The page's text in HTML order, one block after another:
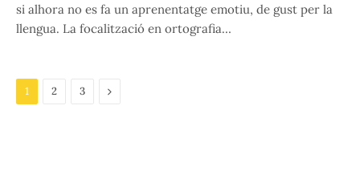
si alhora no es fa un aprenentatge emotiu, de gust per la
llengua. La focalització en ortografia…
1 2 3 Next